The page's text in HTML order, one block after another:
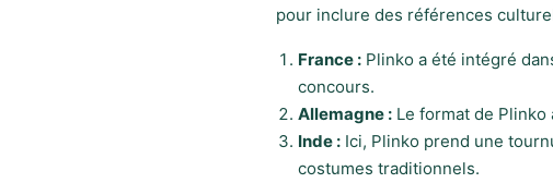
pour inclure des références
France : Plinko a été intégré
concours.
Allemagne : Le format de Plinko
Inde : Ici, Plinko prend une
costumes traditionnels.